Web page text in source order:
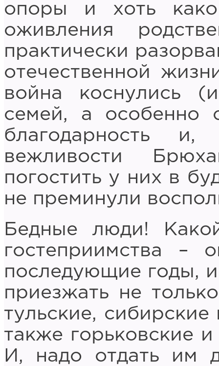
опоры и хоть
оживления
практически
отечественной
война коснулись
семей, а особенно
благодарность
вежливости
погостить у них в
не преминули
Бедные люди!
гостеприимства –
последующие годы,
приезжать не
тульские,
также горьковские
И, надо отдать им